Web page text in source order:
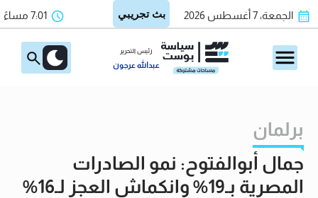
الجمعة، 7 أغسطس 2026 7:01 مساءً
رئيس التحرير
عبدالله عرجون
برلمان
جمال أبوالفتوح: نمو الصادرات
المصرية بـ19% وانكماش العجز لـ16%